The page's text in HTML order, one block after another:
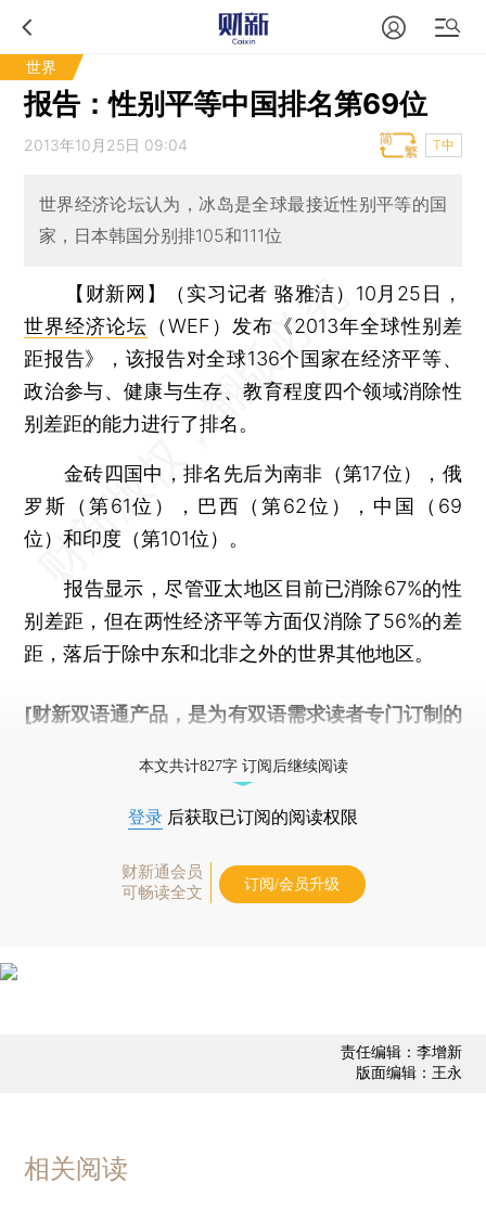
世界
报告：性别平等中国排名第69位
2013年10月25日 09:04 T中
世界经济论坛认为，冰岛是全球最接近性别平等的国
家，日本韩国分别排105和111位
【财新网】（实习记者 骆雅洁） 10月25日，
世界经济论坛 （WEF）发布《2013年全球性别差
距报告》，该报告对全球136个国家在经济平等、
政治参与、健康与生存、教育程度四个领域消除性
别差距的能力进行了排名。
金砖四国中，排名先后为南非（第17位），俄
罗斯（第61位），巴西（第62位），中国（69
位）和印度（第101位）。
报告显示，尽管亚太地区目前已消除67%的性
别差距，但在两性经济平等方面仅消除了56%的差
距，落后于除中东和北非之外的世界其他地区。
[财新双语通产品，是为有双语需求读者专门订制的
本文共计827字 订阅后继续阅读
登录 后获取已订阅的阅读权限
财新通会员
可畅读全文
订阅/会员升级
责任编辑：李增新
版面编辑：王永
相关阅读